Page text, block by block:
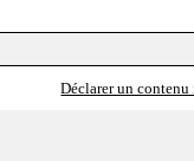
Déclarer un